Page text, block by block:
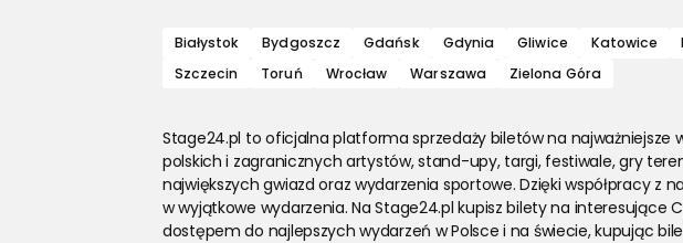
Białystok Bydgoszcz Gdańsk Gdynia Gliwice Katowice
Szczecin
Toruń Wrocław Warszawa Zielona Góra
Stage24.pl to oficjalna platforma sprzedaży biletów na
polskich i zagranicznych artystów, stand-upy, targi, festiwale, gry
największych gwiazd oraz wydarzenia sportowe. Dzięki współpracy
w wyjątkowe wydarzenia. Na Stage24.pl kupisz bilety na interesujące
dostępem do najlepszych wydarzeń w Polsce i na świecie, kupując